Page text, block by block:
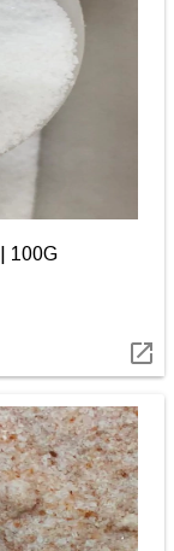
100G
